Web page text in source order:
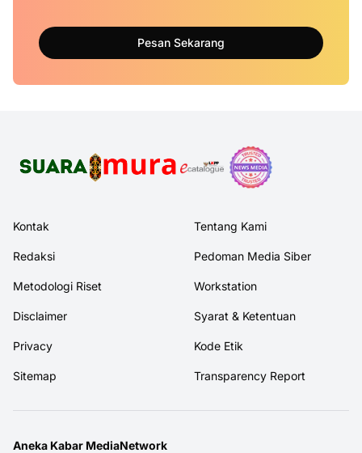
Pesan Sekarang
Kontak Tentang Kami
Redaksi Pedoman Media Siber
Metodologi Riset Workstation
Disclaimer Syarat & Ketentuan
Privacy Kode Etik
Sitemap Transparency Report
Aneka Kabar MediaNetwork